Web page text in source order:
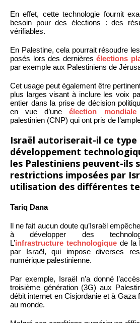
En effet, cette technologie fournit
besoin pour des élections : des
vérifiables.
En Palestine, cela pourrait résoudre
posés lors des dernièresélections
par exemple aux Palestiniens de
Cet usage peut également être
plus larges visant à inclure les voix
entier dans la prise de décision
en vue d’uneélection mondiale
palestinien (CNP) qui ont pris de
Israël autoriserait-il ce type
développement
les Palestiniens peuvent-ils
restrictions imposées par
utilisation des différentes
Tariq Dana
Il ne fait aucun doute qu’Israël
à développer des
L’infrastructure technologiquede la
par Israël, qui impose diverses
numérique palestinienne.
Par exemple, Israël n’a donné
troisième génération (3G) aux
débit internet en Cisjordanie et à Gaza
au monde.